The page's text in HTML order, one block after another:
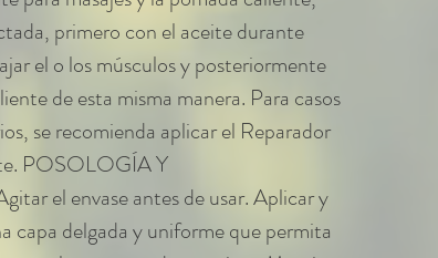
primero con el aceite durante
el o los músculos y posteriormente
de esta misma manera. Para casos
se recomienda aplicar el Reparador
POSOLOGÍA Y
el envase antes de usar. Aplicar y
capa delgada y uniforme que permita